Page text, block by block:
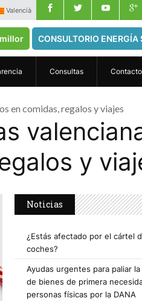
Valencià
CONSULTORIO ENERGÍA
Consultas Contacto
en comidas, regalos y viajes
y
Noticias
¿Estás afectado por el cártel
coches?
Ayudas urgentes para paliar
de bienes de primera
personas físicas por la DANA